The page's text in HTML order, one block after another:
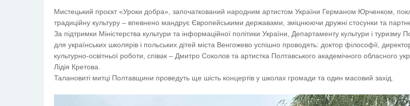
Мистецький проєкт «Уроки добра», започаткований народним артистом України Германом Юрченком,
традиційну культуру – впевнено мандрує Європейськими державами, зміцнюючи дружні стосунки та
За підтримки Міністерства культури та інформаційної політики України, Департаменту культури і туризму
для українських школярів і польських дітей міста Венгожево успішно проводять: доктор філософії,
культурно-освітньої роботи, співак – Дмитро Соколов та артистка Полтавського академічного обласного
Лідія Кретова.
Талановиті митці Полтавщини проведуть ще шість концертів у школах громади та один масовий захід.